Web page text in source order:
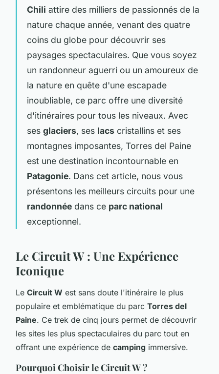
Chili attire des milliers de passionnés de la
nature chaque année, venant des quatre
coins du globe pour découvrir ses
paysages spectaculaires. Que vous soyez
un randonneur aguerri ou un amoureux de
la nature en quête d'une escapade
inoubliable, ce parc offre une diversité
d'itinéraires pour tous les niveaux. Avec
ses glaciers, ses lacs cristallins et ses
montagnes imposantes, Torres del Paine
est une destination incontournable en
Patagonie. Dans cet article, nous vous
présentons les meilleurs circuits pour une
randonnée dans ce parc national
exceptionnel.
Le Circuit W : Une Expérience
Iconique
Le Circuit W est sans doute l'itinéraire le plus
populaire et emblématique du parc Torres del
Paine. Ce trek de cinq jours permet de découvrir
les sites les plus spectaculaires du parc tout en
offrant une expérience de camping immersive.
Pourquoi Choisir le Circuit W ?